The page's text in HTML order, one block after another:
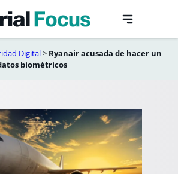
Digital​> Ryanair acusada de hacer un
biométricos